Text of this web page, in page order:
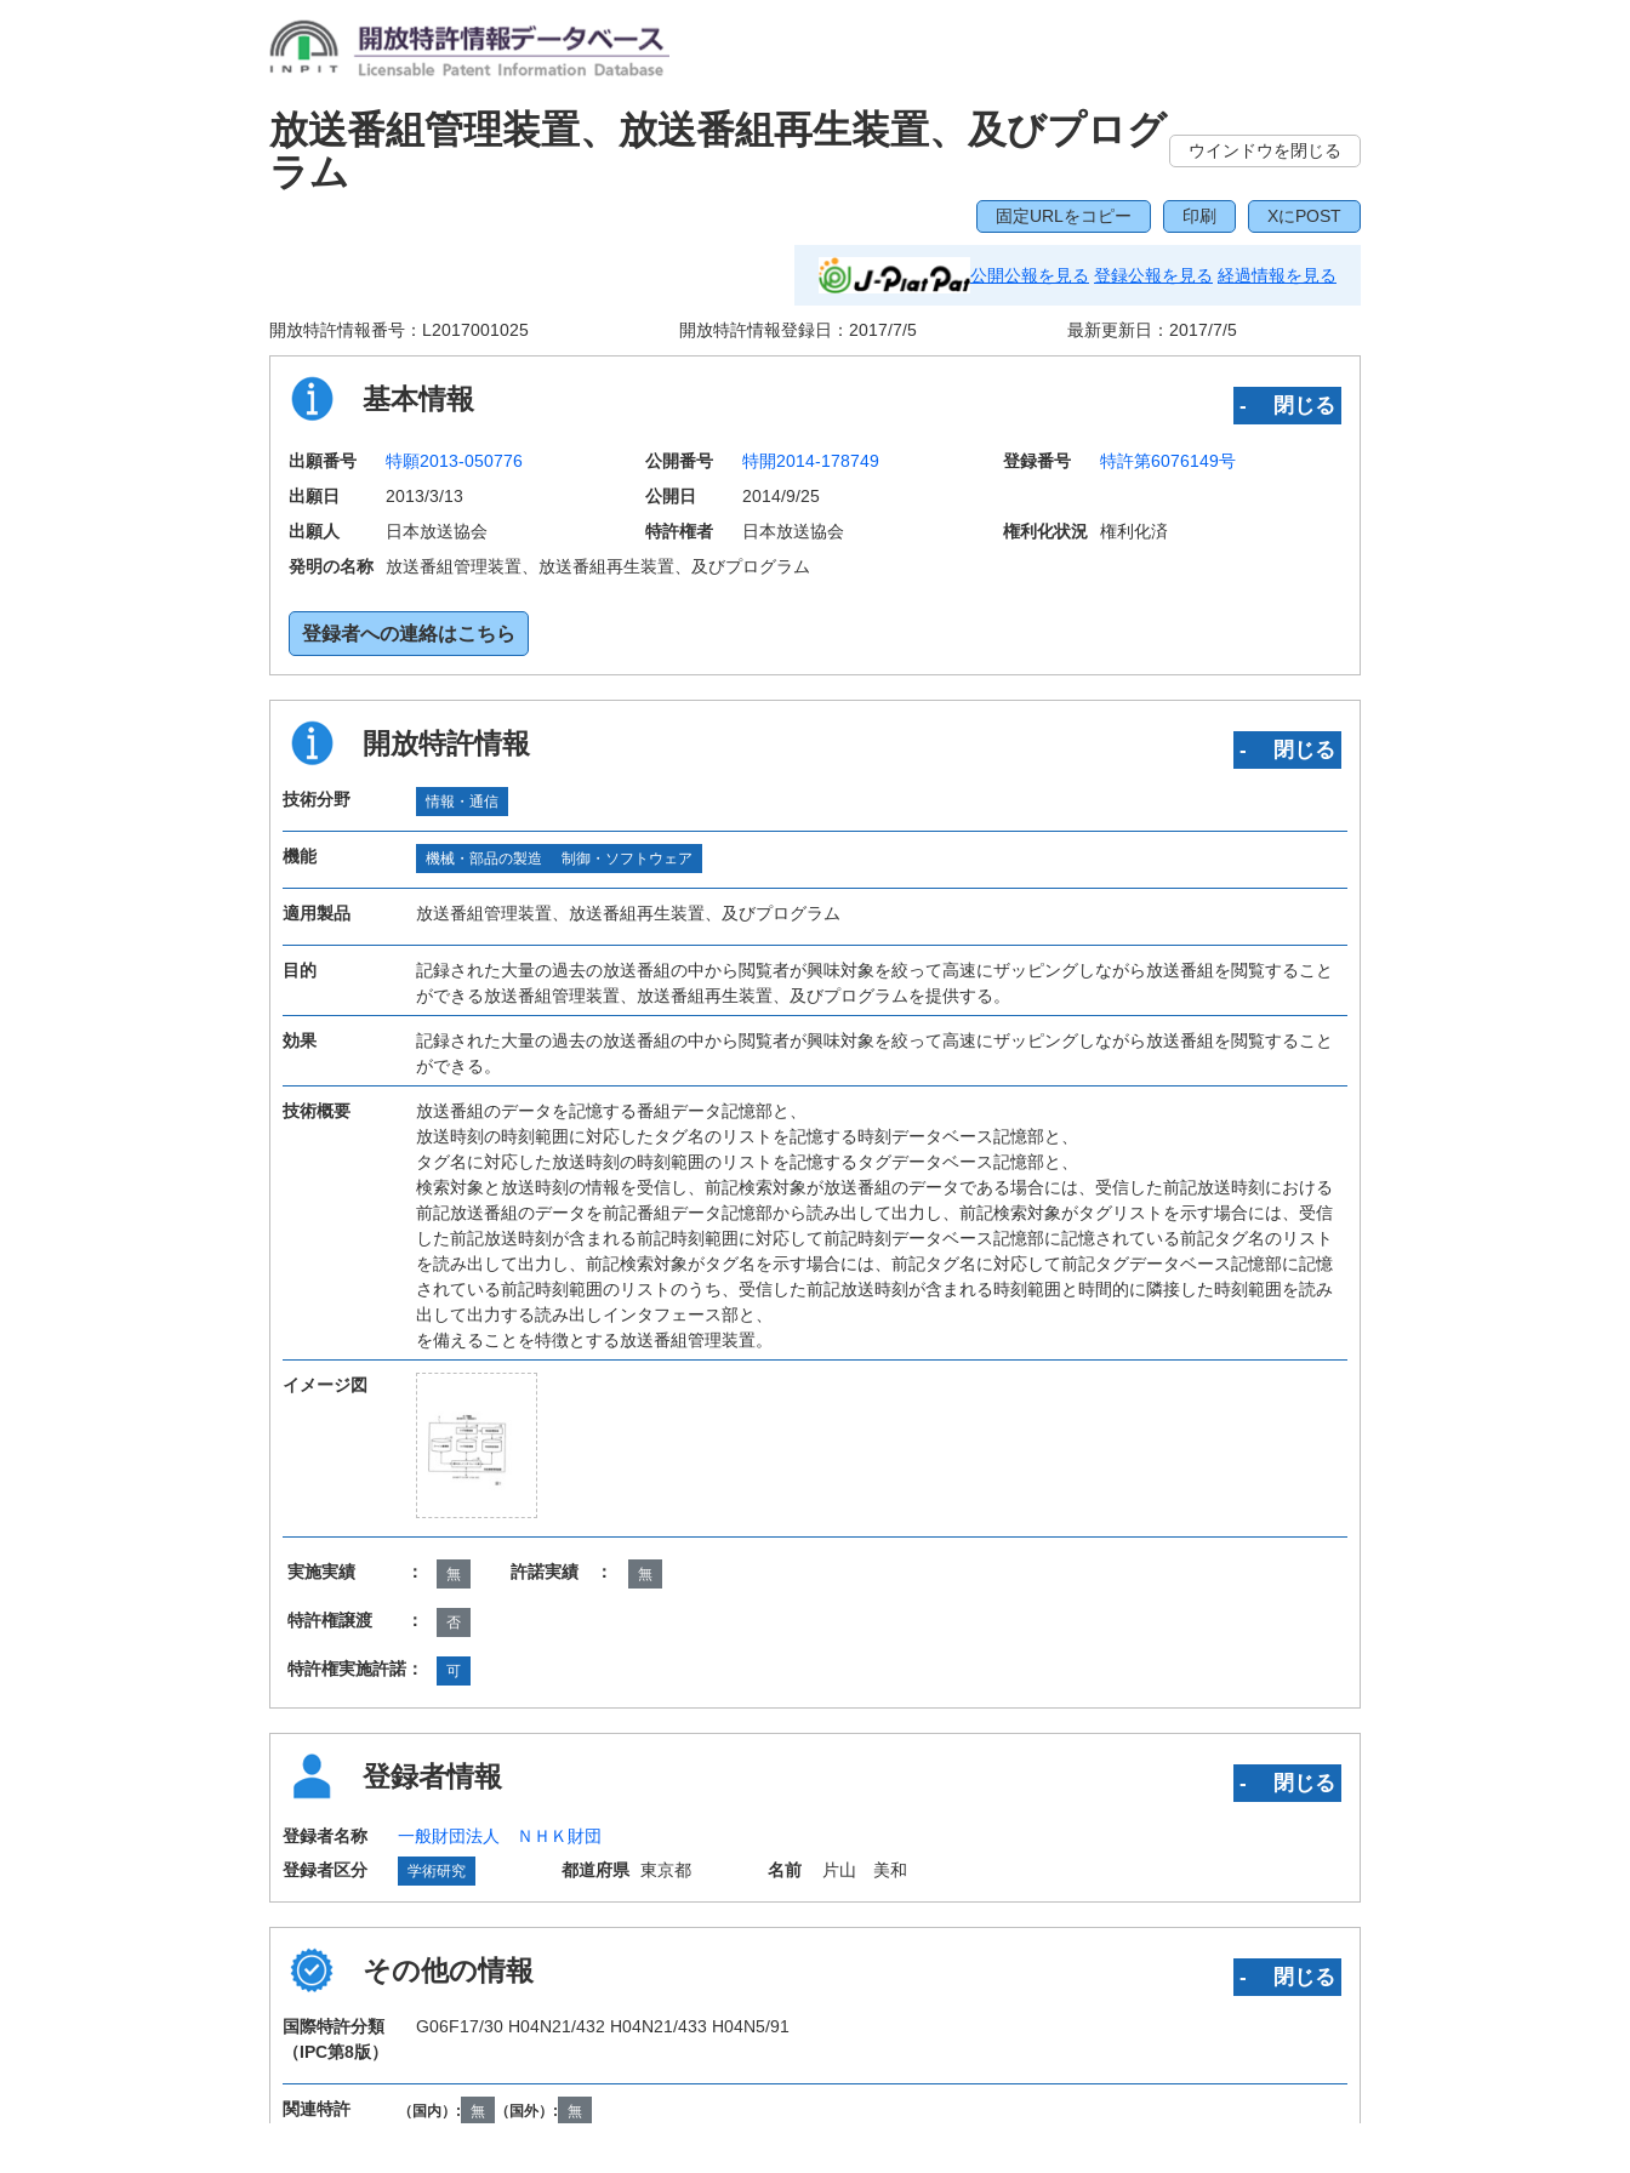
放送番組管理装置、放送番組再生装置、及びプログ
ラム
ウインドウを閉じる
固定URLをコピー 印刷 XにPOST
公開公報を見る 登録公報を見る 経過情報を見る
開放特許情報番号： L2017001025 開放特許情報登録日： 2017/7/5 最新更新日： 2017/7/5
基本情報 ‐ 閉じる
出願番号 特願2013-050776 公開番号 特開2014-178749 登録番号
特許第6076149号
出願日
2013/3/13 公開日
2014/9/25
出願人
日本放送協会 特許権者 日本放送協会 権利化状況
権利化済
発明の名称
放送番組管理装置、放送番組再生装置、及びプログラム
登録者への連絡はこちら
開放特許情報 ‐ 閉じる
技術分野 情報・通信
機能 機械・部品の製造 制御・ソフトウェア
適用製品 放送番組管理装置、放送番組再生装置、及びプログラム
目的
記録された大量の過去の放送番組の中から閲覧者が興味対象を絞って高速にザッピングしながら放送番組を閲覧すること
ができる放送番組管理装置、放送番組再生装置、及びプログラムを提供する。
効果
記録された大量の過去の放送番組の中から閲覧者が興味対象を絞って高速にザッピングしながら放送番組を閲覧すること
ができる。
技術概要
放送番組のデータを記憶する番組データ記憶部と、
放送時刻の時刻範囲に対応したタグ名のリストを記憶する時刻データベース記憶部と、
タグ名に対応した放送時刻の時刻範囲のリストを記憶するタグデータベース記憶部と、
検索対象と放送時刻の情報を受信し、前記検索対象が放送番組のデータである場合には、受信した前記放送時刻における
前記放送番組のデータを前記番組データ記憶部から読み出して出力し、前記検索対象がタグリストを示す場合には、受信
した前記放送時刻が含まれる前記時刻範囲に対応して前記時刻データベース記憶部に記憶されている前記タグ名のリスト
を読み出して出力し、前記検索対象がタグ名を示す場合には、前記タグ名に対応して前記タグデータベース記憶部に記憶
されている前記時刻範囲のリストのうち、受信した前記放送時刻が含まれる時刻範囲と時間的に隣接した時刻範囲を読み
出して出力する読み出しインタフェース部と、
を備えることを特徴とする放送番組管理装置。
イメージ図
実施実績 ： 無 許諾実績 ： 無
特許権譲渡 ： 否
特許権実施許諾： 可
登録者情報 ‐ 閉じる
登録者名称
一般財団法人 ＮＨＫ財団
登録者区分
学術研究 都道府県 東京都 名前 片山 美和
その他の情報 ‐ 閉じる
国際特許分類
（IPC第8版）
G06F17/30 H04N21/432 H04N21/433 H04N5/91
関連特許 （国内）: 無 （国外）: 無